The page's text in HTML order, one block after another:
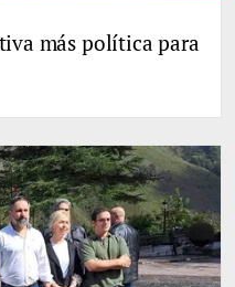
más política para